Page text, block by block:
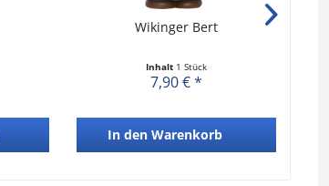
Wikinger Bert
Inhalt 1 Stück
7,90 € *
In den Warenkorb